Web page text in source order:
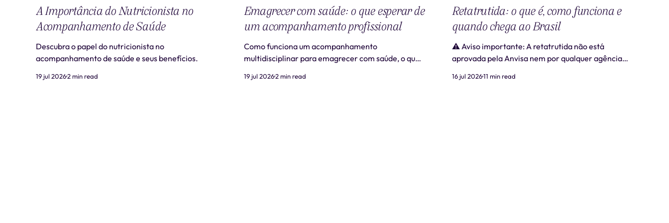
A Importância do Nutricionista no
Acompanhamento de Saúde
Descubra o papel do nutricionista no
acompanhamento de saúde e seus benefícios.
19 jul 20262 min read
Emagrecer com saúde: o que esperar de
um acompanhamento profissional
Como funciona um acompanhamento
multidisciplinar para emagrecer com saúde, o que
profissional.
19 jul 20262 min read
Retatrutida: o que é, como funciona e
quando chega ao Brasil
⚠️ Aviso importante: A retatrutida não está
aprovada pela Anvisa nem por qualquer agência
como "retatrutida" fora de estudos clínicos
16 jul 202611 min read